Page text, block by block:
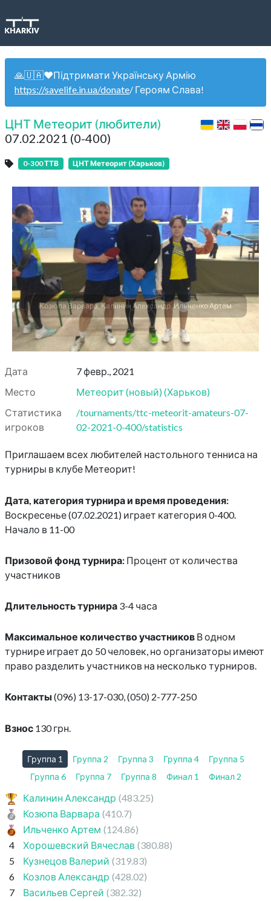
🙏🇺🇦❤️Підтримати Українську Армію
https://savelife.in.ua/donate/ Героям Слава!
ЦНТ Метеорит (любители)
07.02.2021 (0-400)
0-300 ТТВ ЦНТ Метеорит (Харьков)
Козюпа Варвара, Калинин Александр, Ильченко Артем
Дата
7 февр., 2021
Место
Метеорит (новый)(Харьков)
Статистика
игроков
/tournaments/ttc-meteorit-amateurs-07-
02-2021-0-400/statistics
Приглашаем всех любителей настольного тенниса на
турниры в клубе Метеорит!
Дата, категория турнира и время проведения:
Воскресенье (07.02.2021) играет категория 0-400.
Начало в 11-00
Призовой фонд турнира: Процент от количества
участников
Длительность турнира 3-4 часа
Максимальное количество участников В одном
турнире играет до 50 человек, но организаторы имеют
право разделить участников на несколько турниров.
Контакты(096) 13-17-030, (050) 2-777-250
Взнос 130 грн.
Группа 1 Группа 2 Группа 3 Группа 4
Группа 5
Группа 6
Группа 7 Группа 8 Финал 1 Финал 2
Калинин Александр (483.25)
Козюпа Варвара (410.7)
Ильченко Артем (124.86)
4
Хорошевский Вячеслав (380.88)
5
Кузнецов Валерий (319.83)
6
Козлов Александр (428.02)
7
Васильев Сергей (382.32)